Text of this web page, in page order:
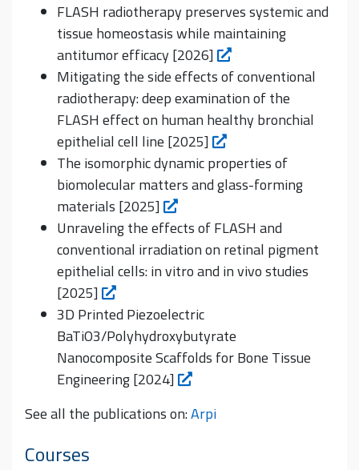
FLASH radiotherapy preserves systemic and
tissue homeostasis while maintaining
antitumor efficacy [2026]
Mitigating the side effects of conventional
radiotherapy: deep examination of the
FLASH effect on human healthy bronchial
epithelial cell line [2025]
The isomorphic dynamic properties of
biomolecular matters and glass-forming
materials [2025]
Unraveling the effects of FLASH and
conventional irradiation on retinal pigment
epithelial cells: in vitro and in vivo studies
[2025]
3D Printed Piezoelectric
BaTiO3/Polyhydroxybutyrate
Nanocomposite Scaffolds for Bone Tissue
Engineering [2024]
See all the publications on:Arpi
Courses